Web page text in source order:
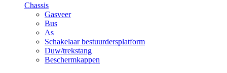
Chassis
Gasveer
Bus
As
Schakelaar bestuurdersplatform
Duw/trekstang
Beschermkappen